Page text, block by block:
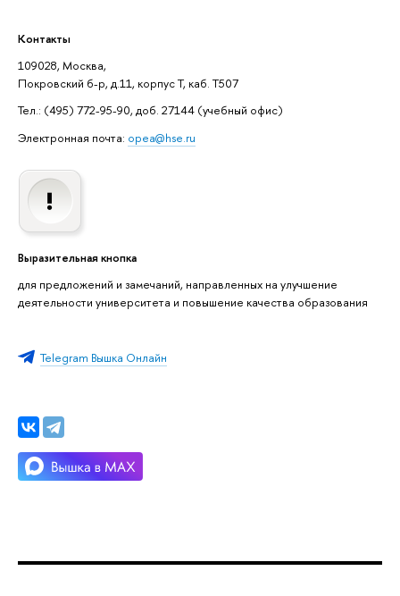
Контакты
109028, Москва,
Покровский б-р, д.11, корпус Т, каб. Т507
Тел.: (495) 772-95-90, доб. 27144 (учебный офис)
Электронная почта: opea@hse.ru
Выразительная кнопка
для предложений и замечаний, направленных на улучшение
деятельности университета и повышение качества образования
Telegram Вышка Онлайн